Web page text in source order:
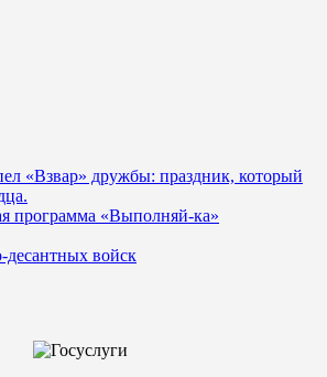
«Взвар» дружбы: праздник, который
программа «Выполняй-ка»
десантных войск